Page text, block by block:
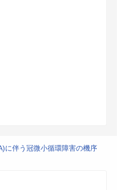
に伴う冠微小循環障害の機序